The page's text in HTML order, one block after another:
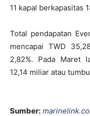
11 kapal berkapasitas
Total pendapatan
mencapai TWD
2,82%. Pada Maret
12,14 miliar atau
Sumber: